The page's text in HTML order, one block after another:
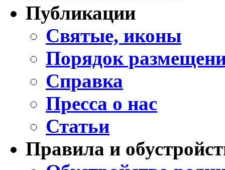
Публикации
Святые, иконы
Порядок
Справка
Пресса о нас
Статьи
Правила и